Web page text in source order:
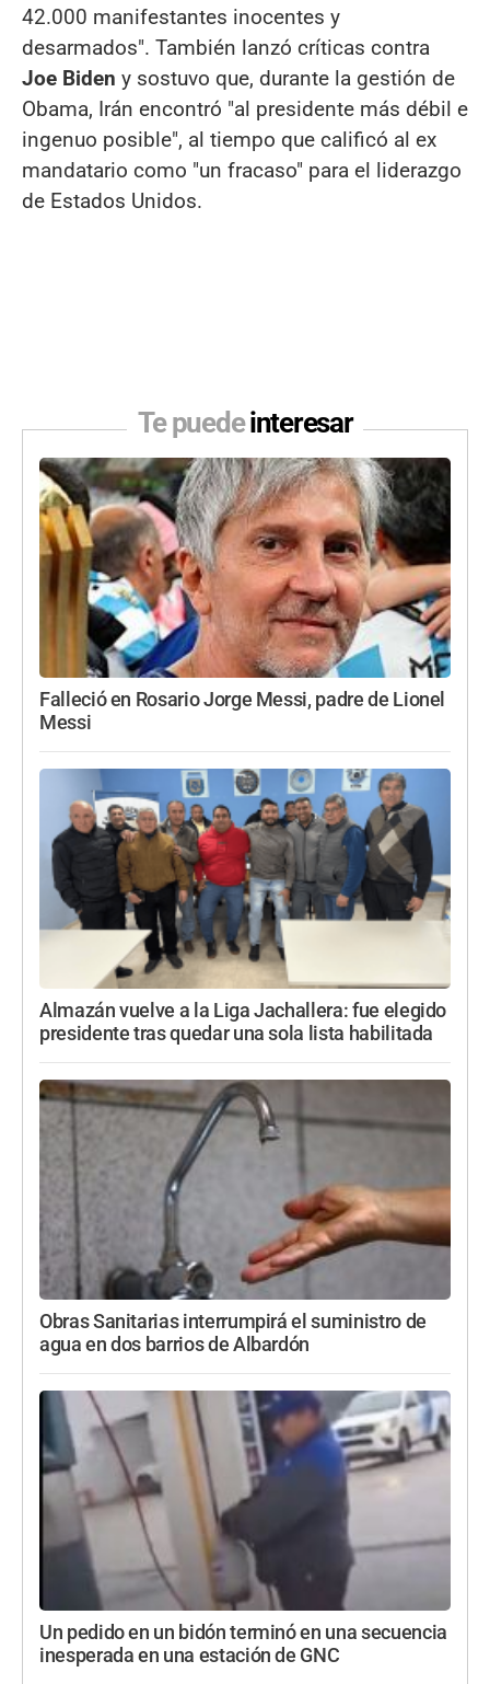
42.000 manifestantes inocentes y
desarmados". También lanzó críticas contra
Joe Biden y sostuvo que, durante la gestión de
Obama, Irán encontró "al presidente más débil e
ingenuo posible", al tiempo que calificó al ex
mandatario como "un fracaso" para el liderazgo
de Estados Unidos.
Te puedeinteresar
Falleció en Rosario Jorge Messi, padre de Lionel
Messi
Almazán vuelve a la Liga Jachallera: fue elegido
presidente tras quedar una sola lista habilitada
Obras Sanitarias interrumpirá el suministro de
agua en dos barrios de Albardón
Un pedido en un bidón terminó en una secuencia
inesperada en una estación de GNC